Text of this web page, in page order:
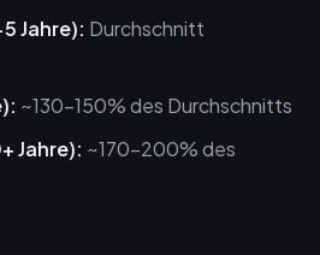
Jahre): Durchschnitt
~130-150% des Durchschnitts
Jahre): ~170-200% des